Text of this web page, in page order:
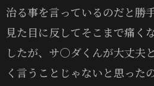
治る事を言っているのだと勝
見た目に反してそこまで痛く
したが、サ〇ダくんが大丈夫
く言うことじゃないと思ったの